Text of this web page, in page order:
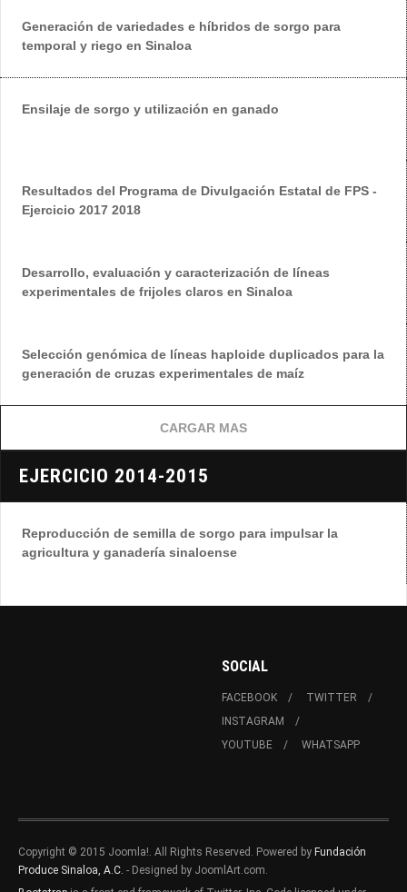
Generación de variedades e híbridos de sorgo para
temporal y riego en Sinaloa
Ensilaje de sorgo y utilización en ganado
Resultados del Programa de Divulgación Estatal de FPS -
Ejercicio 2017 2018
Desarrollo, evaluación y caracterización de líneas
experimentales de frijoles claros en Sinaloa
Selección genómica de líneas haploide duplicados para la
generación de cruzas experimentales de maíz
CARGAR MAS
EJERCICIO 2014-2015
Reproducción de semilla de sorgo para impulsar la
agricultura y ganadería sinaloense
SOCIAL
FACEBOOK
TWITTER
INSTAGRAM
YOUTUBE
WHATSAPP
Copyright © 2015 Joomla!. All Rights Reserved. Powered by Fundación
Produce Sinaloa, A.C. - Designed by JoomlArt.com.